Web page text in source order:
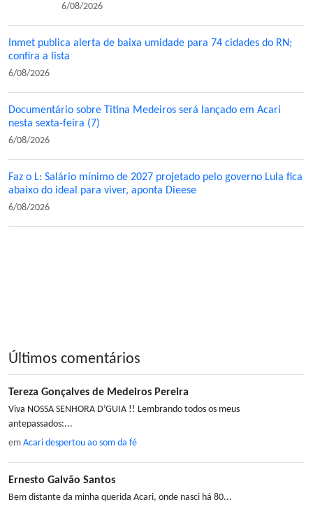
6/08/2026
Inmet publica alerta de baixa umidade para 74 cidades do RN;
confira a lista
6/08/2026
Documentário sobre Titina Medeiros será lançado em Acari
nesta sexta-feira (7)
6/08/2026
Faz o L: Salário mínimo de 2027 projetado pelo governo Lula fica
abaixo do ideal para viver, aponta Dieese
6/08/2026
Últimos comentários
Tereza Gonçalves de Medeiros Pereira
Viva NOSSA SENHORA D’GUIA !! Lembrando todos os meus
antepassados:...
em Acari despertou ao som da fé
Ernesto Galvão Santos
Bem distante da minha querida Acari, onde nasci há 80...